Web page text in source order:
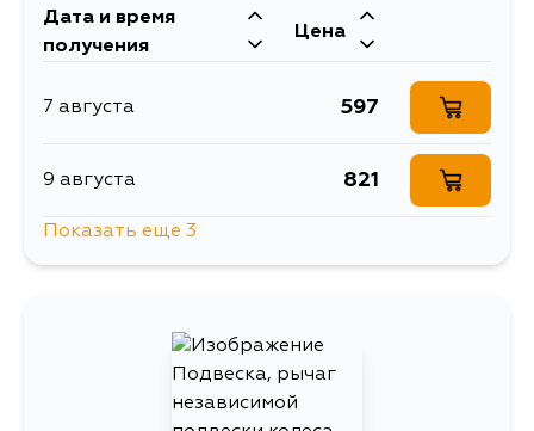
Дата и время
получения
Цена
7 августа 597
9 августа 821
Показать еще 3